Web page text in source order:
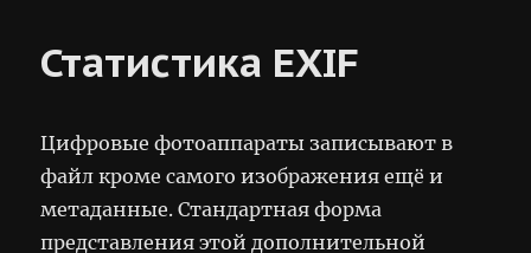
Статистика EXIF
Цифровые фотоаппараты записывают в
файл кроме самого изображения ещё и
метаданные. Стандартная форма
представления этой дополнительной